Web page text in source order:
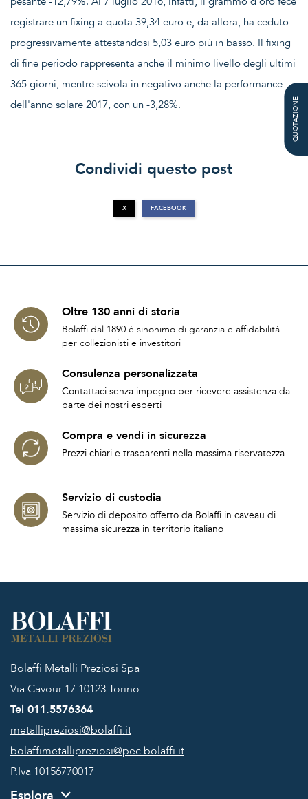
registrare un fixing a quota 39,34 euro e, da allora, ha ceduto
progressivamente attestandosi 5,03 euro più in basso. Il fixing
di fine periodo rappresenta anche il minimo livello degli ultimi
365 giorni, mentre scivola in negativo anche la performance
dell'anno solare 2017, con un -3,28%.
Condividi questo post
X FACEBOOK
Oltre 130 anni di storia
Bolaffi dal 1890 è sinonimo di garanzia e affidabilità
per collezionisti e investitori
Consulenza personalizzata
Contattaci senza impegno per ricevere assistenza da
parte dei nostri esperti
Compra e vendi in sicurezza
Prezzi chiari e trasparenti nella massima riservatezza
Servizio di custodia
Servizio di deposito offerto da Bolaffi in caveau di
massima sicurezza in territorio italiano
QUOTAZIONE
Bolaffi Metalli Preziosi Spa
Via Cavour 17 10123 Torino
Tel 011.5576364
metallipreziosi@bolaffi.it
bolaffimetallipreziosi@pec.bolaffi.it
P.Iva 10156770017